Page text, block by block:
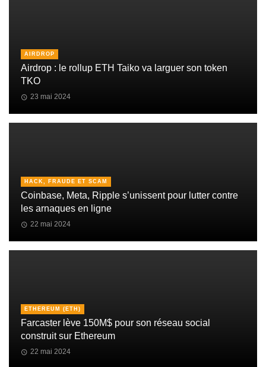
AIRDROP
Airdrop : le rollup ETH Taiko va larguer son token
TKO
23 mai 2024
HACK, FRAUDE ET SCAM
Coinbase, Meta, Ripple s’unissent pour lutter contre
les arnaques en ligne
22 mai 2024
ETHEREUM (ETH)
Farcaster lève 150M$ pour son réseau social
construit sur Ethereum
22 mai 2024